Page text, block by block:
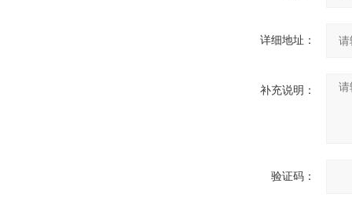
详细地址：
补充说明：
验证码：